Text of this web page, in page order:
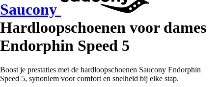
Saucony
Hardloopschoenen voor dames
Endorphin Speed 5
Boost je prestaties met de hardloopschoenen Saucony Endorphin
Speed 5, synoniem voor comfort en snelheid bij elke stap.